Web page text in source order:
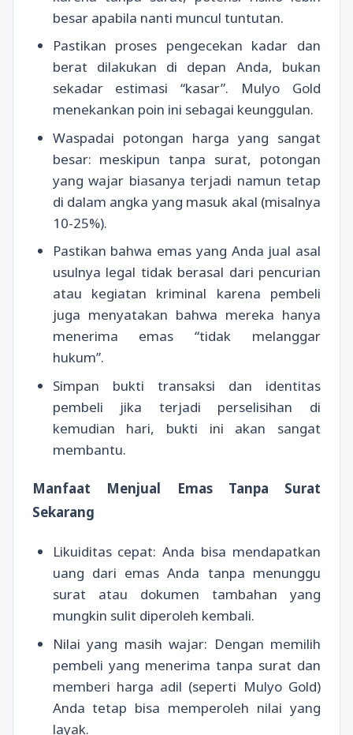
besar apabila nanti muncul tuntutan.
Pastikan proses pengecekan kadar dan
berat dilakukan di depan Anda, bukan
sekadar estimasi “kasar”. Mulyo Gold
menekankan poin ini sebagai keunggulan.
Waspadai potongan harga yang sangat
besar: meskipun tanpa surat, potongan
yang wajar biasanya terjadi namun tetap
di dalam angka yang masuk akal (misalnya
10-25%).
Pastikan bahwa emas yang Anda jual asal
usulnya legal tidak berasal dari pencurian
atau kegiatan kriminal karena pembeli
juga menyatakan bahwa mereka hanya
menerima emas “tidak melanggar
hukum”.
Simpan bukti transaksi dan identitas
pembeli jika terjadi perselisihan di
kemudian hari, bukti ini akan sangat
membantu.
Manfaat Menjual Emas Tanpa Surat
Sekarang
Likuiditas cepat: Anda bisa mendapatkan
uang dari emas Anda tanpa menunggu
surat atau dokumen tambahan yang
mungkin sulit diperoleh kembali.
Nilai yang masih wajar: Dengan memilih
pembeli yang menerima tanpa surat dan
memberi harga adil (seperti Mulyo Gold)
Anda tetap bisa memperoleh nilai yang
layak.